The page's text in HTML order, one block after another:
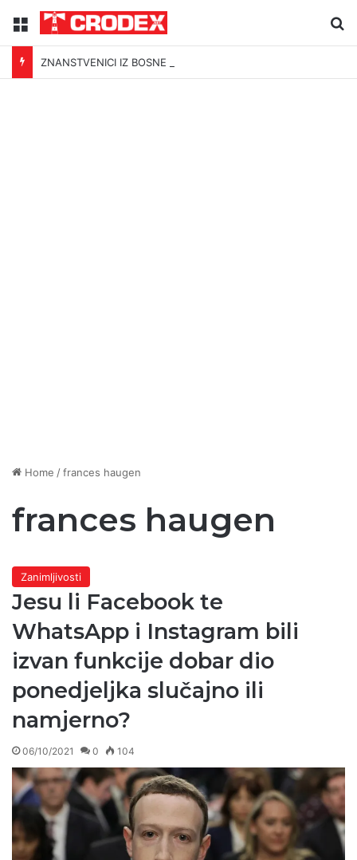
Menu
ZNANSTVENICI IZ BOSNE OTKRILI NACIZAM U – BOSNI!
Home /frances haugen
frances haugen
Zanimljivosti
Jesu li Facebook te
WhatsApp i Instagram bili
izvan funkcije dobar dio
ponedjeljka slučajno ili
namjerno?
06/10/2021 0 104